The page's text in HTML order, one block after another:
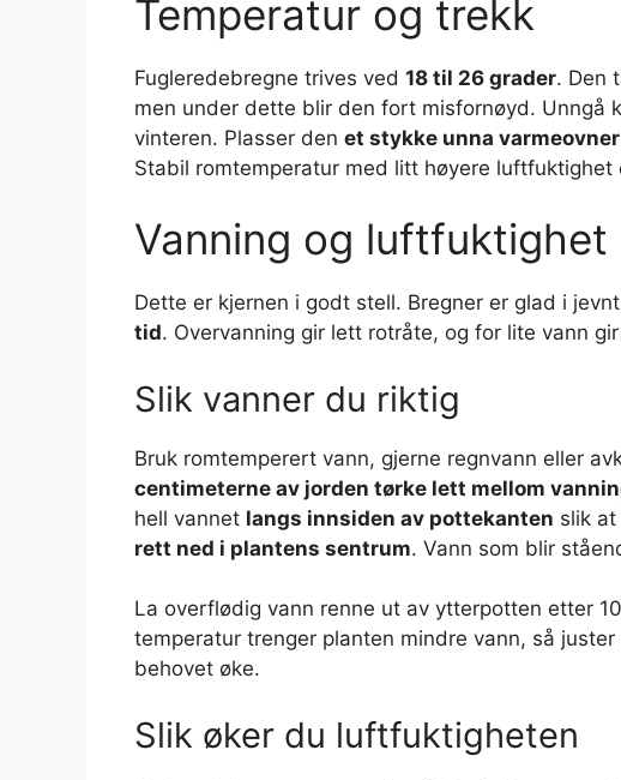
Temperatur og trekk
Fugleredebregne trives ved 18 til 26 grader. Den
men under dette blir den fort misfornøyd. Unngå
vinteren. Plasser den et stykke unna
Stabil romtemperatur med litt høyere luftfuktighet
Vanning og luftfuktighet
Dette er kjernen i godt stell. Bregner er glad i
tid. Overvanning gir lett rotråte, og for lite vann
Slik vanner du riktig
Bruk romtemperert vann, gjerne regnvann eller
centimeterne av jorden tørke lett mellom
hell vannet langs innsiden av pottekanten slik
rett ned i plantens sentrum. Vann som blir
La overflødig vann renne ut av ytterpotten etter
temperatur trenger planten mindre vann, så
behovet øke.
Slik øker du luftfuktigheten